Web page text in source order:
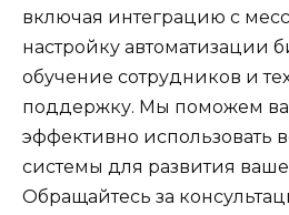
включая интеграцию с
настройку автоматизации
обучение сотрудников и
поддержку. Мы поможем
эффективно использовать
системы для развития
Обращайтесь за